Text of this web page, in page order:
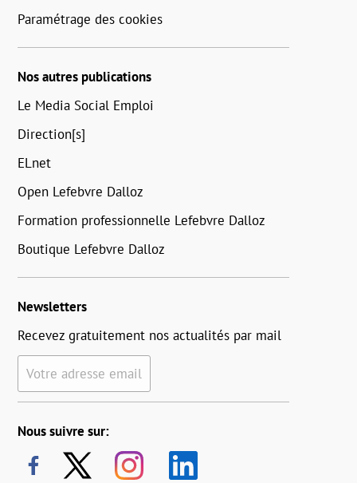
Paramétrage des cookies
Nos autres publications
Le Media Social Emploi
Direction[s]
ELnet
Open Lefebvre Dalloz
Formation professionnelle Lefebvre Dalloz
Boutique Lefebvre Dalloz
Newsletters
Recevez gratuitement nos actualités par mail
Votre adresse email
Nous suivre sur: